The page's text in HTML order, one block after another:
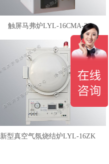
触屏马弗炉LYL-16CMA-2
新型真空气氛烧结炉LYL-16ZK